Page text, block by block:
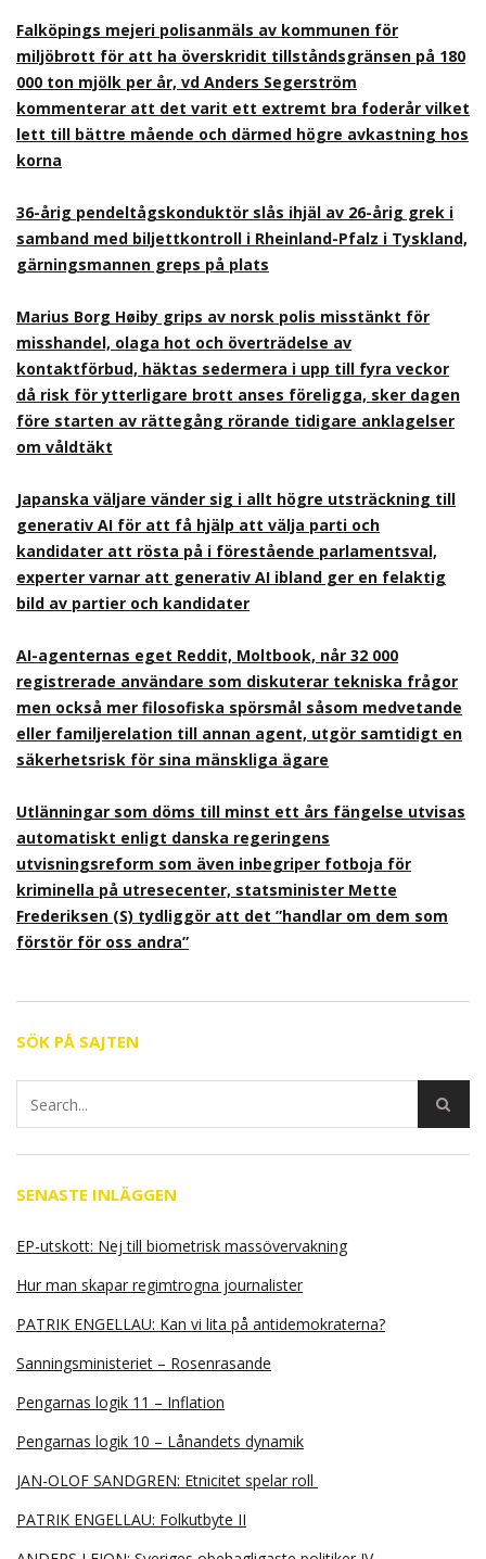
Falköpings mejeri polisanmäls av kommunen för
miljöbrott för att ha överskridit tillståndsgränsen på 180
000 ton mjölk per år, vd Anders Segerström
kommenterar att det varit ett extremt bra foderår vilket
lett till bättre mående och därmed högre avkastning hos
korna
36-årig pendeltågskonduktör slås ihjäl av 26-årig grek i
samband med biljettkontroll i Rheinland-Pfalz i Tyskland,
gärningsmannen greps på plats
Marius Borg Høiby grips av norsk polis misstänkt för
misshandel, olaga hot och överträdelse av
kontaktförbud, häktas sedermera i upp till fyra veckor
då risk för ytterligare brott anses föreligga, sker dagen
före starten av rättegång rörande tidigare anklagelser
om våldtäkt
Japanska väljare vänder sig i allt högre utsträckning till
generativ AI för att få hjälp att välja parti och
kandidater att rösta på i förestående parlamentsval,
experter varnar att generativ AI ibland ger en felaktig
bild av partier och kandidater
AI-agenternas eget Reddit, Moltbook, når 32 000
registrerade användare som diskuterar tekniska frågor
men också mer filosofiska spörsmål såsom medvetande
eller familjerelation till annan agent, utgör samtidigt en
säkerhetsrisk för sina mänskliga ägare
Utlänningar som döms till minst ett års fängelse utvisas
automatiskt enligt danska regeringens
utvisningsreform som även inbegriper fotboja för
kriminella på utresecenter, statsminister Mette
Frederiksen (S) tydliggör att det ”handlar om dem som
förstör för oss andra”
SÖK PÅ SAJTEN
SENASTE INLÄGGEN
EP-utskott: Nej till biometrisk massövervakning
Hur man skapar regimtrogna journalister
PATRIK ENGELLAU: Kan vi lita på antidemokraterna?
Sanningsministeriet – Rosenrasande
Pengarnas logik 11 – Inflation
Pengarnas logik 10 – Lånandets dynamik
JAN-OLOF SANDGREN: Etnicitet spelar roll
PATRIK ENGELLAU: Folkutbyte II